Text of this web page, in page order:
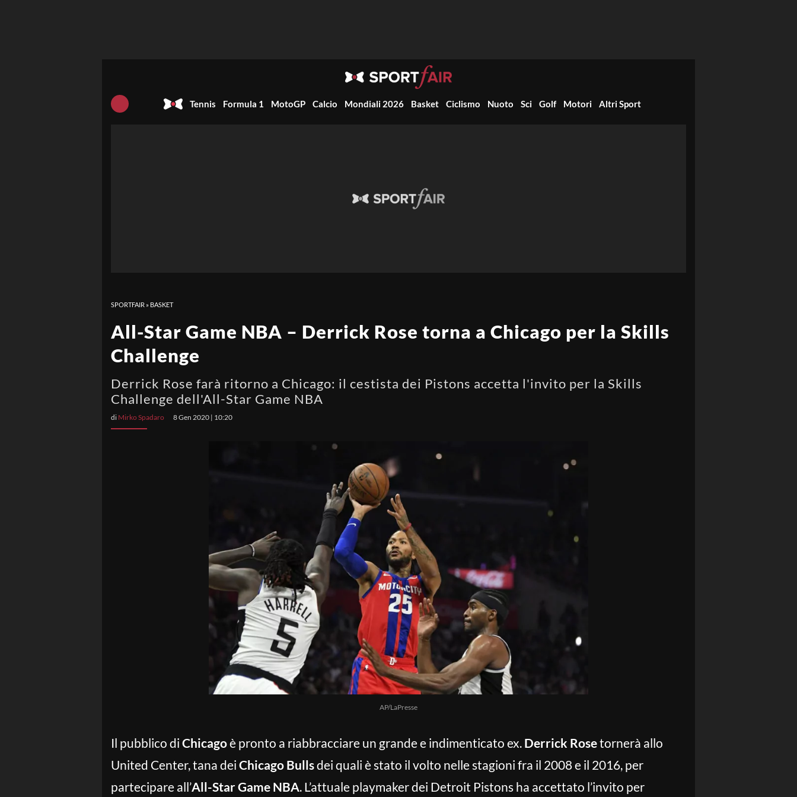
Tennis Formula 1 MotoGP Calcio Mondiali 2026 Basket Ciclismo Nuoto Sci Golf Motori Altri Sport
SPORTFAIR » BASKET
All-Star Game NBA – Derrick Rose torna a Chicago per la Skills
Challenge
Derrick Rose farà ritorno a Chicago: il cestista dei Pistons accetta l'invito per la Skills
Challenge dell'All-Star Game NBA
di Mirko Spadaro 8 Gen 2020 | 10:20
AP/LaPresse
Il pubblico di Chicagoè pronto a riabbracciare un grande e indimenticato ex. Derrick Rosetornerà allo
United Center, tana dei Chicago Bullsdei quali è stato il volto nelle stagioni fra il 2008 e il 2016, per
partecipare all’All-Star Game NBA. L’attuale playmaker dei Detroit Pistons ha accettato l’invito per